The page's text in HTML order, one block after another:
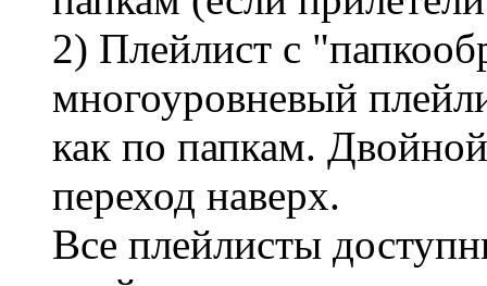
2) Плейлист с
многоуровневый
как по папкам.
переход наверх.
Все плейлисты